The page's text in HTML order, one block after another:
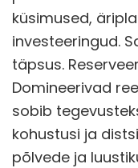
küsimused,
investeeringud.
täpsus.
Domineerivad
sobib
kohustusi ja
põlvede ja